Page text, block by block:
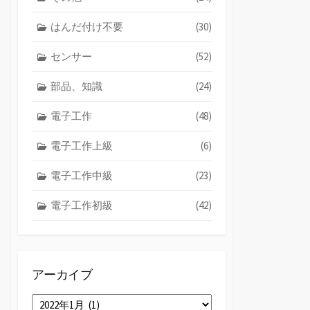
はんだ付け不要 (30)
センサー (52)
部品、知識 (24)
電子工作 (48)
電子工作上級 (6)
電子工作中級 (23)
電子工作初級 (42)
アーカイブ
ア